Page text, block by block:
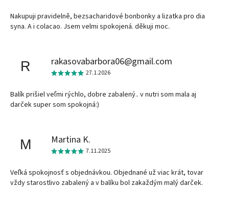
Nakupuji pravidelně, bezsacharidové bonbonky a lizatka pro dia
syna. A i colacao. Jsem velmi spokojená. děkuji moc.
R rakasovabarbora06@gmail.com
27.1.2026
Balík prišiel veľmi rýchlo, dobre zabalený.. v nutri som mala aj
darček super som spokojná:)
M Martina K.
7.11.2025
Veľká spokojnosť s objednávkou. Objednané už viac krát, tovar
vždy starostlivo zabalený a v balíku bol zakaždým malý darček.